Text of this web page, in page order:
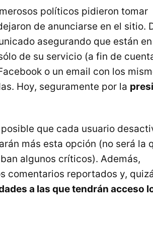
políticos pidieron tomar
de anunciarse en el sitio.
asegurando que están
de su servicio (a fin de
o un email con los
Hoy, seguramente por la
que cada usuario
más esta opción (no será la
algunos críticos). Además,
comentarios reportados y,
a las que tendrán acceso